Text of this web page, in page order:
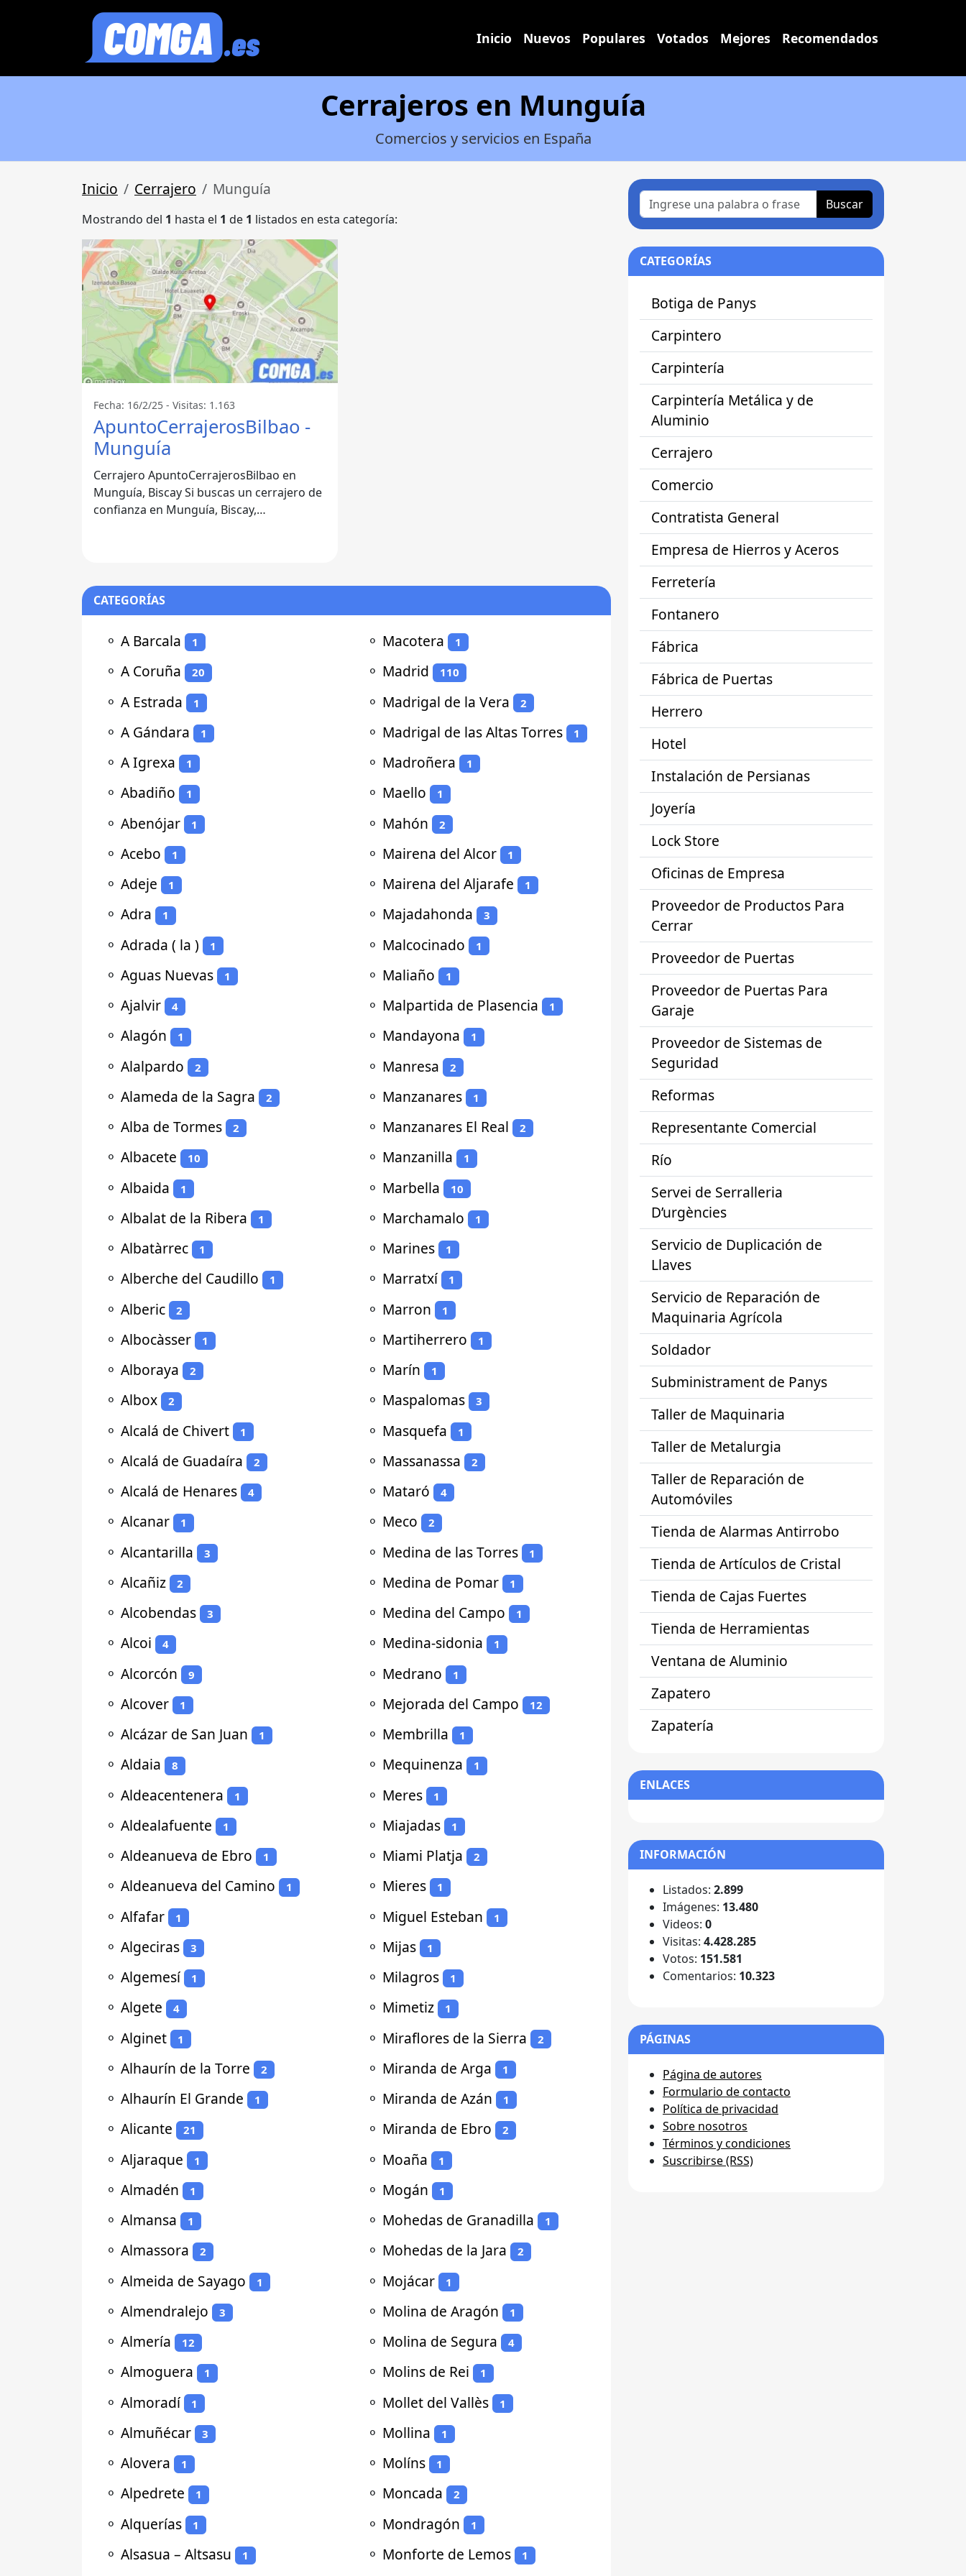
Inicio Nuevos Populares Votados Mejores Recomendados
Cerrajeros en Munguía
Comercios y servicios en España
Inicio Cerrajero Munguía
Mostrando del 1 hasta el 1 de 1 listados en esta categoría:
Fecha: 16/2/25 - Visitas: 1.163
ApuntoCerrajerosBilbao -
Munguía
Cerrajero ApuntoCerrajerosBilbao en
Munguía, Biscay Si buscas un cerrajero de
confianza en Munguía, Biscay,
CATEGORÍAS
⚬ A Barcala 1
⚬ A Coruña 20
⚬ A Estrada 1
⚬ A Gándara 1
⚬ A Igrexa 1
⚬ Abadiño 1
⚬ Abenójar 1
⚬ Acebo 1
⚬ Adeje 1
⚬ Adra 1
⚬ Adrada ( la ) 1
⚬ Aguas Nuevas 1
⚬ Ajalvir 4
⚬ Alagón 1
⚬ Alalpardo 2
⚬ Alameda de la Sagra 2
⚬ Alba de Tormes 2
⚬ Albacete 10
⚬ Albaida 1
⚬ Albalat de la Ribera 1
⚬ Albatàrrec 1
⚬ Alberche del Caudillo 1
⚬ Alberic 2
⚬ Albocàsser 1
⚬ Alboraya 2
⚬ Albox 2
⚬ Alcalá de Chivert 1
⚬ Alcalá de Guadaíra 2
⚬ Alcalá de Henares 4
⚬ Alcanar 1
⚬ Alcantarilla 3
⚬ Alcañiz 2
⚬ Alcobendas 3
⚬ Alcoi 4
⚬ Alcorcón 9
⚬ Alcover 1
⚬ Alcázar de San Juan 1
⚬ Aldaia 8
⚬ Aldeacentenera 1
⚬ Aldealafuente 1
⚬ Aldeanueva de Ebro 1
⚬ Aldeanueva del Camino 1
⚬ Alfafar 1
⚬ Algeciras 3
⚬ Algemesí 1
⚬ Algete 4
⚬ Alginet 1
⚬ Alhaurín de la Torre 2
⚬ Alhaurín El Grande 1
⚬ Alicante 21
⚬ Aljaraque 1
⚬ Almadén 1
⚬ Almansa 1
⚬ Almassora 2
⚬ Almeida de Sayago 1
⚬ Almendralejo 3
⚬ Almería 12
⚬ Almoguera 1
⚬ Almoradí 1
⚬ Almuñécar 3
⚬ Alovera 1
⚬ Alpedrete 1
⚬ Alquerías 1
⚬ Alsasua – Altsasu 1
⚬ Macotera 1
⚬ Madrid 110
⚬ Madrigal de la Vera 2
⚬ Madrigal de las Altas Torres 1
⚬ Madroñera 1
⚬ Maello 1
⚬ Mahón 2
⚬ Mairena del Alcor 1
⚬ Mairena del Aljarafe 1
⚬ Majadahonda 3
⚬ Malcocinado 1
⚬ Maliaño 1
⚬ Malpartida de Plasencia 1
⚬ Mandayona 1
⚬ Manresa 2
⚬ Manzanares 1
⚬ Manzanares El Real 2
⚬ Manzanilla 1
⚬ Marbella 10
⚬ Marchamalo 1
⚬ Marines 1
⚬ Marratxí 1
⚬ Marron 1
⚬ Martiherrero 1
⚬ Marín 1
⚬ Maspalomas 3
⚬ Masquefa 1
⚬ Massanassa 2
⚬ Mataró 4
⚬ Meco 2
⚬ Medina de las Torres 1
⚬ Medina de Pomar 1
⚬ Medina del Campo 1
⚬ Medina-sidonia 1
⚬ Medrano 1
⚬ Mejorada del Campo 12
⚬ Membrilla 1
⚬ Mequinenza 1
⚬ Meres 1
⚬ Miajadas 1
⚬ Miami Platja 2
⚬ Mieres 1
⚬ Miguel Esteban 1
⚬ Mijas 1
⚬ Milagros 1
⚬ Mimetiz 1
⚬ Miraflores de la Sierra 2
⚬ Miranda de Arga 1
⚬ Miranda de Azán 1
⚬ Miranda de Ebro 2
⚬ Moaña 1
⚬ Mogán 1
⚬ Mohedas de Granadilla 1
⚬ Mohedas de la Jara 2
⚬ Mojácar 1
⚬ Molina de Aragón 1
⚬ Molina de Segura 4
⚬ Molins de Rei 1
⚬ Mollet del Vallès 1
⚬ Mollina 1
⚬ Molíns 1
⚬ Moncada 2
⚬ Mondragón 1
⚬ Monforte de Lemos 1
Buscar
CATEGORÍAS
Botiga de Panys
Carpintero
Carpintería
Carpintería Metálica y de
Aluminio
Cerrajero
Comercio
Contratista General
Empresa de Hierros y Aceros
Ferretería
Fontanero
Fábrica
Fábrica de Puertas
Herrero
Hotel
Instalación de Persianas
Joyería
Lock Store
Oficinas de Empresa
Proveedor de Productos Para
Cerrar
Proveedor de Puertas
Proveedor de Puertas Para
Garaje
Proveedor de Sistemas de
Seguridad
Reformas
Representante Comercial
Río
Servei de Serralleria
D’urgències
Servicio de Duplicación de
Llaves
Servicio de Reparación de
Maquinaria Agrícola
Soldador
Subministrament de Panys
Taller de Maquinaria
Taller de Metalurgia
Taller de Reparación de
Automóviles
Tienda de Alarmas Antirrobo
Tienda de Artículos de Cristal
Tienda de Cajas Fuertes
Tienda de Herramientas
Ventana de Aluminio
Zapatero
Zapatería
ENLACES
INFORMACIÓN
Listados: 2.899
Imágenes: 13.480
Videos: 0
Visitas: 4.428.285
Votos: 151.581
Comentarios: 10.323
PÁGINAS
Página de autores
Formulario de contacto
Política de privacidad
Sobre nosotros
Términos y condiciones
Suscribirse (RSS)